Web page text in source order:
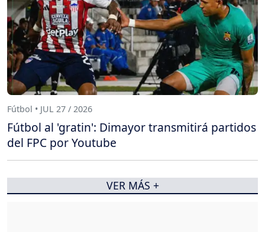
Fútbol • JUL 27 / 2026
Fútbol al 'gratin': Dimayor transmitirá partidos
del FPC por Youtube
VER MÁS +